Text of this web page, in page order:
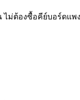
ไม่ต้องซื้อคีย์บอร์ดแพ